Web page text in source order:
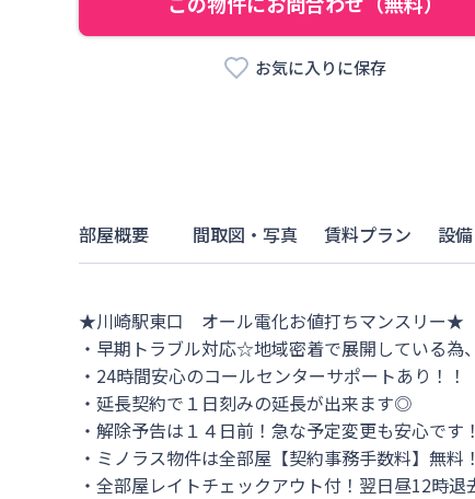
お気に入りに保存
部屋概要 間取図・写真 賃料プラン 設
★川崎駅東口　オール電化お値打ちマンスリー★
・早期トラブル対応☆地域密着で展開している為
・24時間安心のコールセンターサポートあり！！
・延長契約で１日刻みの延長が出来ます◎
・解除予告は１４日前！急な予定変更も安心です！
・ミノラス物件は全部屋【契約事務手数料】無料
・全部屋レイトチェックアウト付！翌日昼12時退